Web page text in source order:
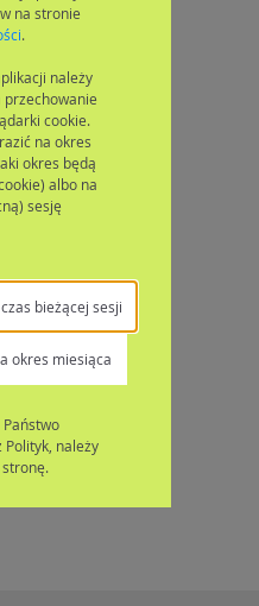
na stronie
.
należy
przechowanie
cookie.
na okres
okres będą
albo na
sesję
bieżącej sesji
okres miesiąca
Państwo
Polityk, należy